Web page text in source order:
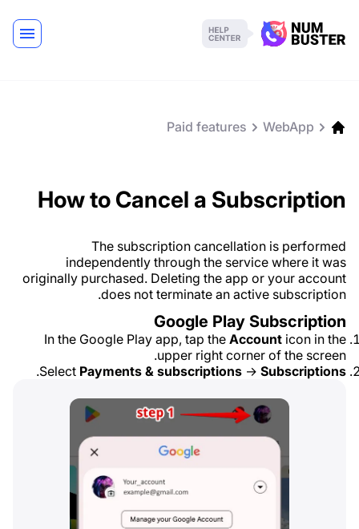
WebApp
Paid features
How to Cancel a Subscription
The subscription cancellation is performed
independently through the service where it was
originally purchased. Deleting the app or your account
does not terminate an active subscription.
Google Play Subscription
In the Google Play app, tap the Account icon in the
upper right corner of the screen.
Select Payments & subscriptions → Subscriptions
.